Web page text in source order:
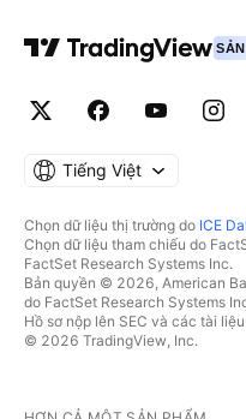
Tiếng Việt
Chọn dữ liệu thị trường do ICE
Chọn dữ liệu tham chiếu do
FactSet Research Systems Inc.
Bản quyền © 2026, American
do FactSet Research Systems
Hồ sơ nộp lên SEC và các tài
© 2026 TradingView, Inc.